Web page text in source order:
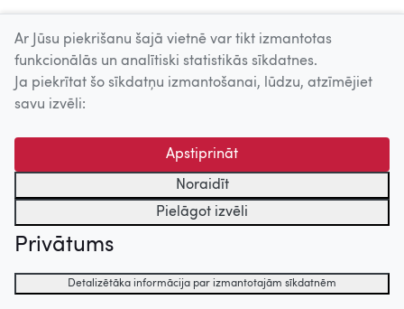
Ar Jūsu piekrišanu šajā vietnē var tikt izmantotas
funkcionālās un analītiski statistikās sīkdatnes.
Ja piekrītat šo sīkdatņu izmantošanai, lūdzu, atzīmējiet
savu izvēli:
Apstiprināt
Noraidīt
Pielāgot izvēli
Privātums
Detalizētāka informācija par izmantotajām sīkdatnēm